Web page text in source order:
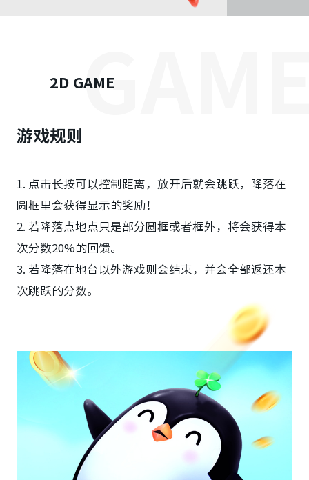
2D GAME
游戏规则
1. 点击长按可以控制距离，放开后就会跳跃，降落在
圆框里会获得显示的奖励！
2. 若降落点地点只是部分圆框或者框外，将会获得本
次分数20%的回馈。
3. 若降落在地台以外游戏则会结束，并会全部返还本
次跳跃的分数。